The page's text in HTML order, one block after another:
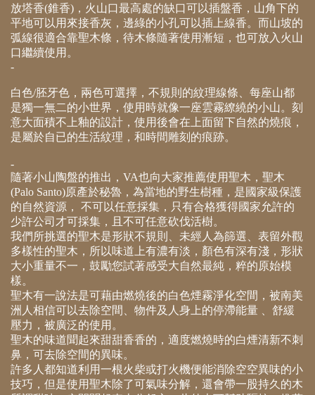
放塔香(錐香)，火山口最高處的缺口可以插盤香，山角下的
平地可以用來接香灰，邊綠的小孔可以插上線香。而山坡的
弧線很適合靠聖木條，待木條隨著使用漸短，也可放入火山
口繼續使用。
-
白色/胚牙色，兩色可選擇，不規則的紋理線條、每座山都
是獨一無二的小世界，使用時就像一座雲霧繚繞的小山。刻
意大面積不上釉的設計，使用後會在上面留下自然的燒痕，
是屬於自已的生活紋理，和時間雕刻的痕跡。
-
隨著小山陶盤的推出，VA也向大家推薦使用聖木，聖木
(Palo Santo)原產於秘魯，為當地的野生樹種，是國家級保護
的自然資源， 不可以任意採集，只有合格獲得國家允許的
少許公司才可採集，且不可任意砍伐活樹。
我們所挑選的聖木是形狀不規則、未經人為篩選、表留外觀
多樣性的聖木，所以味道上有濃有淡，顏色有深有淺，形狀
大小重量不一，鼓勵您試著感受大自然最純，粹的原始模
樣。
聖木有一說法是可藉由燃燒後的白色煙霧淨化空間，被南美
洲人相信可以去除空間、物件及人身上的停滯能量 、舒緩
壓力，被廣泛的使用。
聖木的味道聞起來甜甜香香的，適度燃燒時的白煙清新不刺
鼻，可去除空間的異味。
許多人都知道利用一根火柴或打火機便能消除空空異味的小
技巧，但是使用聖木除了可氣味分解，還會帶一股持久的木